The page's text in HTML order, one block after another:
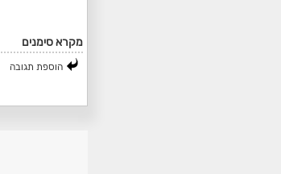
מקרא סימנים
הוספת תגובה